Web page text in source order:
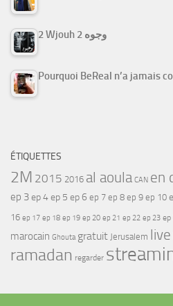
2 Wjouh 2 وجوه
Pourquoi BeReal n’a jamais
ÉTIQUETTES
2M 2015 2016 al aoula CAN en
ep 3ep 4ep 5 ep 6 ep 7 ep 8 ep 9 ep 10
16 ep 17 ep 18 ep 19 ep 20 ep 21 ep 22 ep 23 ep
marocain Ghouta gratuit Jerusalem live
ramadan regarder